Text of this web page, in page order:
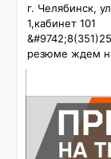
г. Челябинск,
1,кабинет 101
резюме ждем